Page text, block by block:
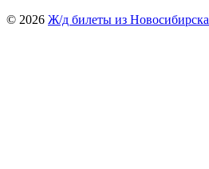
© 2026 Ж/д билеты из Новосибирска